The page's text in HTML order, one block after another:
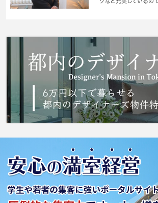
です。室内設備は
件です。賃料を10万円
とができます。より多
なら、まずは 城南コ
ださい。当社では、京
種多様な不動産情報を